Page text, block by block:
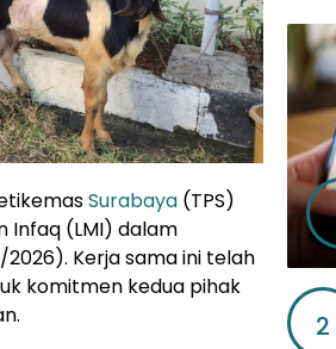
Surabaya (TPS)
Infaq (LMI) dalam
Kerja sama ini telah
komitmen kedua pihak
2